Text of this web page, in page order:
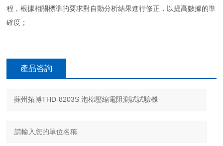
程，根據相關標準的要求對自動分析結果進行修正，以提高數據的準
確度；
產品咨詢